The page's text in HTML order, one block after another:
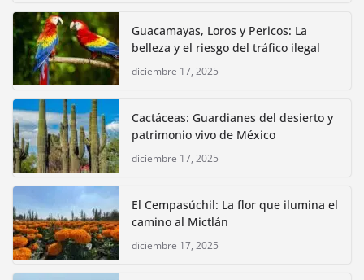
Guacamayas, Loros y Pericos: La
belleza y el riesgo del tráfico ilegal
diciembre 17, 2025
Cactáceas: Guardianes del desierto y
patrimonio vivo de México
diciembre 17, 2025
El Cempasúchil: La flor que ilumina el
camino al Mictlán
diciembre 17, 2025